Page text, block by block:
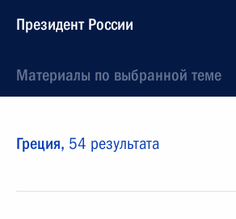
Президент России
Материалы по выбранной теме
Греция, 54 результата